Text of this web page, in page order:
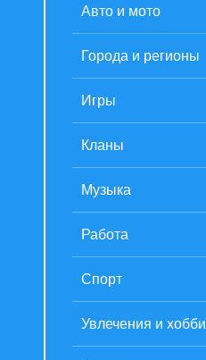
Авто и мото
Города и регионы
Игры
Кланы
Музыка
Работа
Спорт
Увлечения и хобби